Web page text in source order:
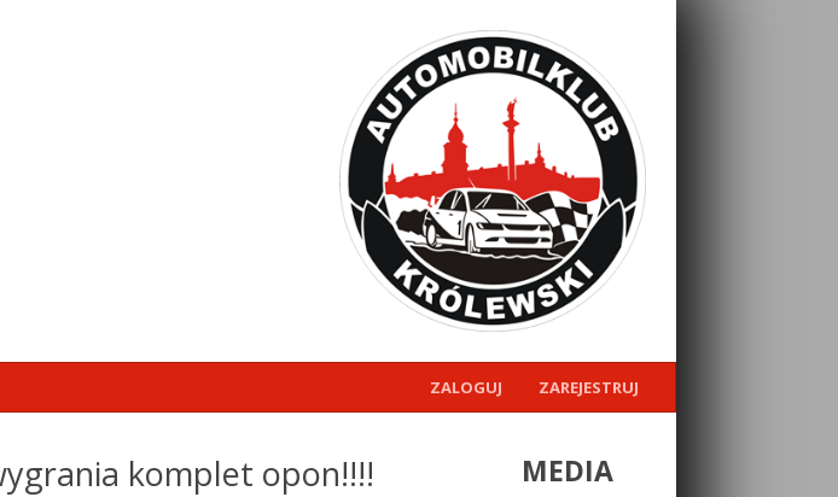
ZALOGUJ ZAREJESTRUJ
komplet opon!!!! MEDIA